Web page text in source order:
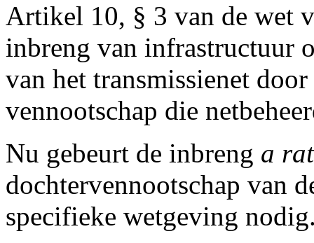
Artikel 10, § 3 van de wet
inbreng van infrastructuur
van het transmissienet
vennootschap die
Nu gebeurt de inbreng a
dochtervennootschap van
specifieke wetgeving